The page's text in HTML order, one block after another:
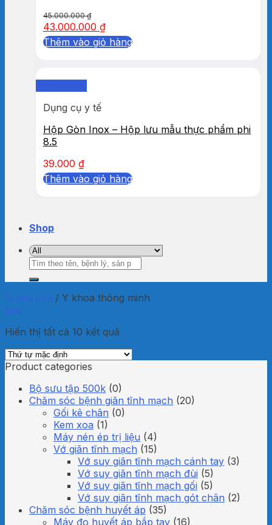
45.000.000₫
43.000.000 ₫
Thêm vào giỏ hàng
Dụng cụ y tế
Hộp Gòn Inox – Hộp lưu mẫu thực phẩm phi
8.5
39.000 ₫
Thêm vào giỏ hàng
Shop
Tìm
kiếm:
Trang chủ / Y khoa thông minh
Lọc
Hiển thị tất cả 10 kết quả
Product categories
Bộ sưu tập 500k (0)
Chăm sóc bệnh giãn tĩnh mạch (20)
Gối kê chân (0)
Kem xoa (1)
Máy nén ép trị liệu (4)
Vớ giãn tĩnh mạch (15)
Vớ suy giãn tĩnh mạch cánh tay (3)
Vớ suy giãn tĩnh mạch đùi (5)
Vớ suy giãn tĩnh mạch gối (5)
Vớ suy giãn tĩnh mạch gót chân (2)
Chăm sóc bệnh huyết áp (35)
Máy đo huyết áp bắp tay (16)